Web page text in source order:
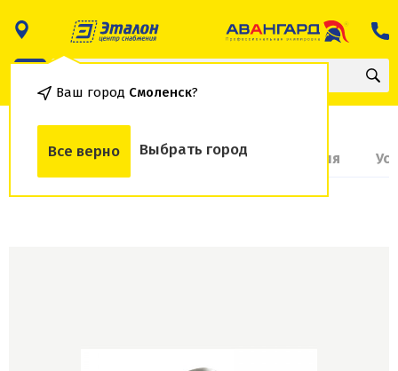
Ваш город Смоленск?
Все верно Выбрать город
О товаре Доставка и оплата Гарантия